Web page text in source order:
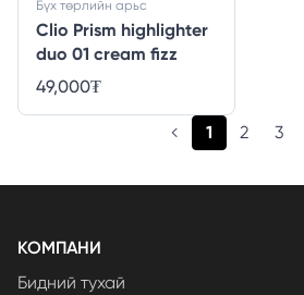
Clio Prism highlighter
duo 01 cream fizz
Бүх төрлийн арьс
49,000₮
1
(current)2 3
КОМПАНИ
Бидний тухай